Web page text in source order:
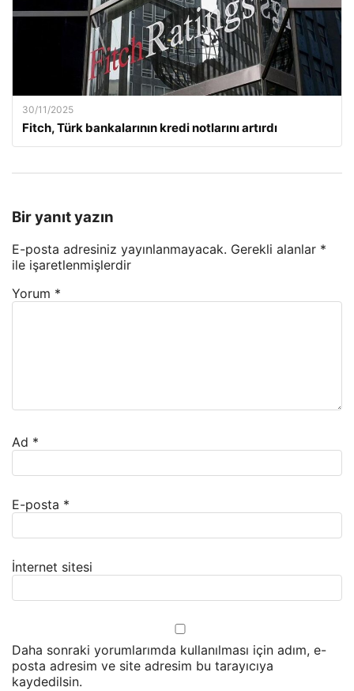
30/11/2025
Fitch, Türk bankalarının kredi notlarını artırdı
Bir yanıt yazın
E-posta adresiniz yayınlanmayacak. Gerekli alanlar *
ile işaretlenmişlerdir
Yorum *
Ad *
E-posta *
İnternet sitesi
Daha sonraki yorumlarımda kullanılması için adım, e-
posta adresim ve site adresim bu tarayıcıya
kaydedilsin.